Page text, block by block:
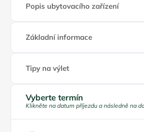
Popis ubytovacího zařízení
Základní informace
Tipy na výlet
Vyberte termín
Klikněte na datum příjezdu a následně na